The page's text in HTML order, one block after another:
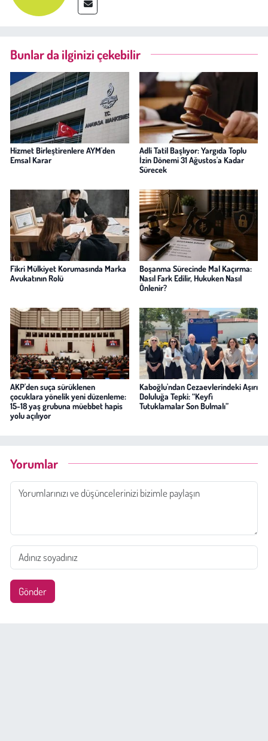
Bunlar da ilginizi çekebilir
Hizmet Birleştirenlere AYM'den
Emsal Karar
Adli Tatil Başlıyor: Yargıda Toplu
İzin Dönemi 31 Ağustos'a Kadar
Sürecek
Fikri Mülkiyet Korumasında Marka
Avukatının Rolü
Boşanma Sürecinde Mal Kaçırma:
Nasıl Fark Edilir, Hukuken Nasıl
Önlenir?
AKP'den suça sürüklenen
çocuklara yönelik yeni düzenleme:
15-18 yaş grubuna müebbet hapis
yolu açılıyor
Kaboğlu'ndan Cezaevlerindeki Aşırı
Doluluğa Tepki: “Keyfi
Tutuklamalar Son Bulmalı”
Yorumlar
Gönder